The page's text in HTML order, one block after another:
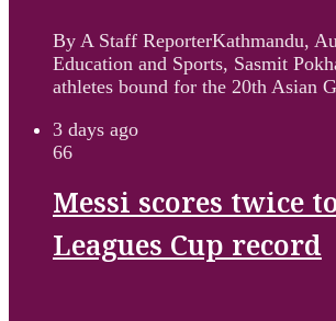
By A Staff ReporterKathmandu,
Education and Sports, Sasmit
athletes bound for the 20th Asian
3 days ago
66
Messi scores twice
Leagues Cup record